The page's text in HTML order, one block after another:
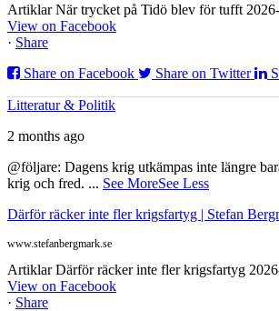
Artiklar När trycket på Tidö blev för tufft
View on Facebook
· Share
Share on Facebook
Share on Twitter
Litteratur & Politik
2 months ago
@följare: Dagens krig utkämpas inte längre
krig och fred. ... See MoreSee Less
Därför räcker inte fler krigsfartyg | Stefan
www.stefanbergmark.se
Artiklar Därför räcker inte fler krigsfartyg
View on Facebook
· Share